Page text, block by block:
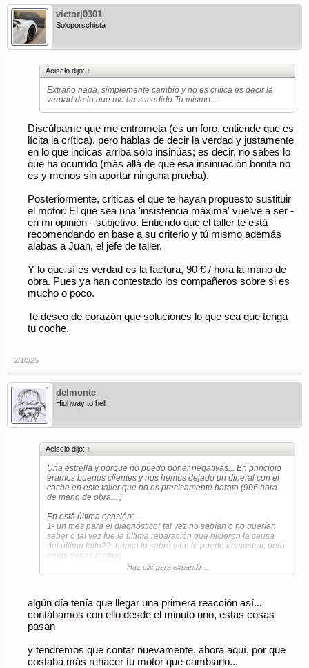
victorj0301
Soloporschista
Acisclo dijo: ↑
Extraño nada, simplemente cambio y no es crítica es decir la
verdad de lo que me ha sucedido.Tu mismo......
Discúlpame que me entrometa (es un foro, entiende que es
lícita la crítica), pero hablas de decir la verdad y justamente
en lo que indicas arriba sólo insinúas; es decir, no sabes lo
que ha ocurrido (más allá de que esa insinuación bonita no
es y menos sin aportar ninguna prueba).
Posteriormente, criticas el que te hayan propuesto sustituir
el motor. El que sea una 'insistencia máxima' vuelve a ser -
en mi opinión - subjetivo. Entiendo que el taller te está
recomendando en base a su criterio y tú mismo además
alabas a Juan, el jefe de taller.
Y lo que sí es verdad es la factura, 90 € / hora la mano de
obra. Pues ya han contestado los compañeros sobre si es
mucho o poco.
Te deseo de corazón que soluciones lo que sea que tenga
tu coche.
2/10/25
delmonte
Highway to hell
Acisclo dijo: ↑
Una estrella y porque no puedo poner negativas... En principio
éramos buenos clientes y nos hemos dejado un dineral con el
coche en este taller que no es precisamente barato (90€ hora
de mano de obra... )
En está última ocasión:
1- un mes para el diagnóstico( tal vez no sabían o no querían
saber o tal vez fue la última reparación que hicieron la causa
del último fallo??, nunca lo sabré y no lo puedo demostrar, pero
tengo serias dudas)
2- insistencia máxima en cambiar el motor por uno nuevo que
casualmente una empresa francesa les había traído(
el coche, por supuesto tras una factura considerablemente alta
para lo que han hecho( bajar el motor y observar posibles
averías)
4- Por otra parte quiero reconocer el buen trabajo y trato por
es más de compraventa que taller como tal experto en coches..
Haz clic para expandir...
algún día tenía que llegar una primera reacción así...
contábamos con ello desde el minuto uno, estas cosas
pasan
y tendremos que contar nuevamente, ahora aquí, por que
costaba más rehacer tu motor que cambiarlo...